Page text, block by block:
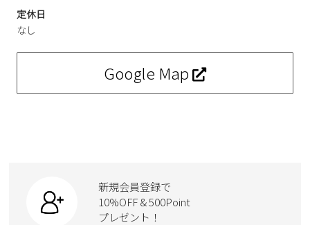
定休日
なし
Google Map
新規会員登録で
10%OFF & 500Point
プレゼント！